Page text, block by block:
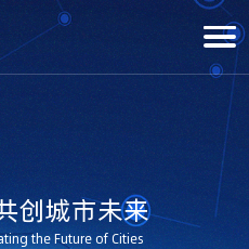
创城市未来
the Future of Cities